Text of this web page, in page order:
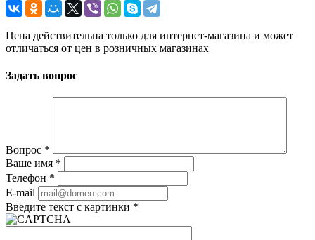
Цена действительна только для интернет-магазина и может
отличаться от цен в розничных магазинах
Задать вопрос
Вопрос *
Ваше имя *
Телефон *
E-mail
Введите текст с картинки *